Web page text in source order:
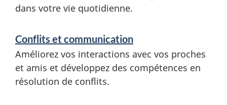
e
e
t
r
dans votre vie quotidienne.
Conflits et communication
Améliorez vos interactions avec vos proches
et amis et développez des compétences en
résolution de conflits.